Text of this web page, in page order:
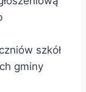
szkół
gminy